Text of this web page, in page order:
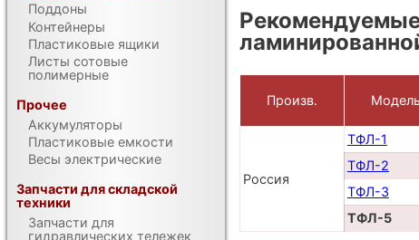
Произв.
Россия
ТФЛ-1
ТФЛ-2
ТФЛ-3
ТФЛ-5
Поддоны
Контейнеры
Пластиковые ящики
Листы сотовые
полимерные
Прочее
Аккумуляторы
Пластиковые емкости
Весы электрические
Запчасти для складской
техники
Запчасти для
гидравлических тележек